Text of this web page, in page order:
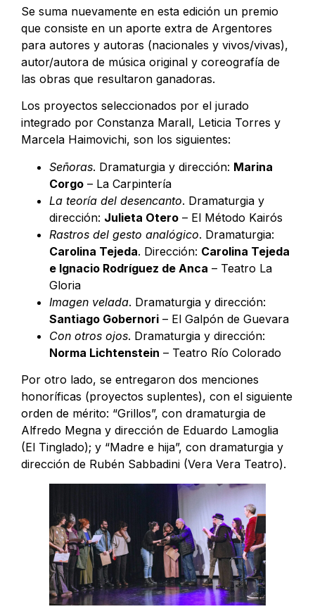
Se suma nuevamente en esta edición un premio
que consiste en un aporte extra de Argentores
para autores y autoras (nacionales y vivos/vivas),
autor/autora de música original y coreografía de
las obras que resultaron ganadoras.
Los proyectos seleccionados por el jurado
integrado por Constanza Marall, Leticia Torres y
Marcela Haimovichi, son los siguientes:
Señoras. Dramaturgia y dirección: Marina
Corgo – La Carpintería
La teoría del desencanto. Dramaturgia y
dirección: Julieta Otero – El Método Kairós
Rastros del gesto analógico. Dramaturgia:
Carolina Tejeda. Dirección: Carolina Tejeda
e Ignacio Rodríguez de Anca – Teatro La
Gloria
Imagen velada. Dramaturgia y dirección:
Santiago Gobernori – El Galpón de Guevara
Con otros ojos. Dramaturgia y dirección:
Norma Lichtenstein – Teatro Río Colorado
Por otro lado, se entregaron dos menciones
honoríficas (proyectos suplentes), con el siguiente
orden de mérito: “Grillos”, con dramaturgia de
Alfredo Megna y dirección de Eduardo Lamoglia
(El Tinglado); y “Madre e hija”, con dramaturgia y
dirección de Rubén Sabbadini (Vera Vera Teatro).